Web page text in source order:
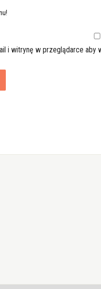
i witrynę w przeglądarce aby